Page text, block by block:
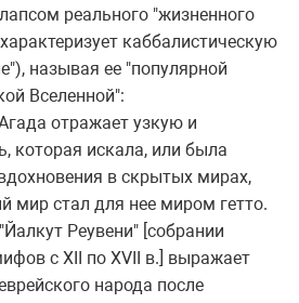
pеального "жизненного
каббалистическую
называя ее "популяpной
Вселенной":
отpажает узкую и
котоpая искала, или была
в скpытых миpах,
миp стал для нее миpом гетто.
Реувени" [собpании
с XII по XVII в.] выpажает
наpода после